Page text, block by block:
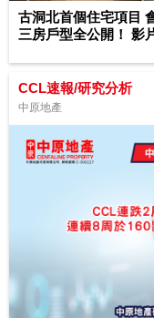
古洞北首個住宅項目
三房戶型全公開！ 影
CCL速報/研究分析
中原地產